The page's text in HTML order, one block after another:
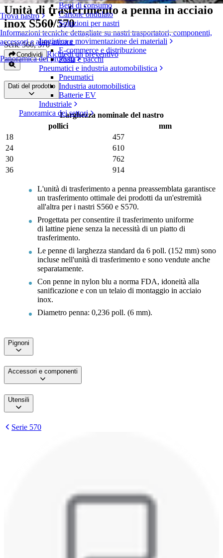
Trova nastro
Informazioni tecniche dettagliate su nastri trasportatori, componenti,
accessori e altro ancora
Panoramica dei prodotti
Beni di consumo
Cartone ondulato
Soluzioni per nastri
Logistica e movimentazione dei materiali
E-commerce e distribuzione
Posta e pacchi
Pneumatici e industria automobilistica
Pneumatici
Industria automobilistica
Batterie EV
Industriale
Panoramica dei settori
Unità di trasferimento a penna in acciaio
inox S560/570
Serie 560, 570
Condividi Richiedi un preventivo
Dati del prodotto
Larghezza nominale del nastro
pollici
mm
18
457
24
610
30
762
36
914
L'unità di trasferimento a penna preassemblata garantisce
un trasferimento ottimale dei prodotti da un'estremità
all'altra per i nastri S560 e S570.
Progettata per consentire il trasferimento uniforme
di lattine piene senza la necessità di un piatto di
trasferimento.
Le penne di larghezza standard da 6 poll. (152 mm) sono
incluse nell'unità di trasferimento e sono vendute anche
separatamente.
Con penne in nylon blu a norma FDA, idoneità alla
sanificazione e con un telaio di montaggio in acciaio
inox.
Diametro penna: 0,236 poll. (6 mm).
Pignoni
Accessori e componenti
Utensili
Serie 570